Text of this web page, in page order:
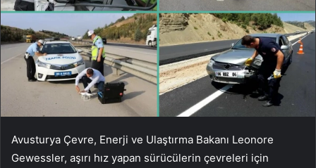
Avusturya Çevre, Enerji ve Ulaştırma Bakanı Leonore
Gewessler, aşırı hız yapan sürücülerin çevreleri için